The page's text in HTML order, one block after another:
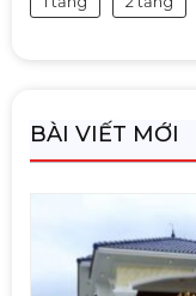
BÀI VIẾT MỚI